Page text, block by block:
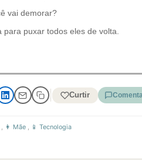
vai demorar?
puxar todos eles de volta.
Curtir
, 👩 Mãe , 📱 Tecnologia